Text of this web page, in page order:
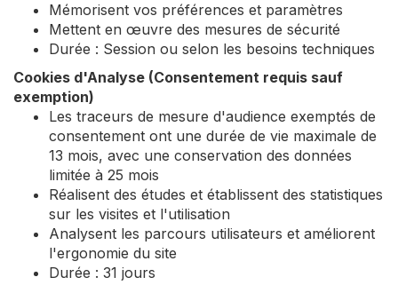
Mémorisent vos préférences et paramètres
Mettent en œuvre des mesures de sécurité
Durée : Session ou selon les besoins techniques
Cookies d'Analyse (Consentement requis sauf
exemption)
Les traceurs de mesure d'audience exemptés de
consentement ont une durée de vie maximale de
13 mois, avec une conservation des données
limitée à 25 mois
Réalisent des études et établissent des statistiques
sur les visites et l'utilisation
Analysent les parcours utilisateurs et améliorent
l'ergonomie du site
Durée : 31 jours